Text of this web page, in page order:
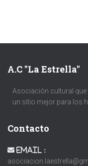
A.C "La Estrella"
Asociación cultural que
un sitio mejor para los
Contacto
Email :